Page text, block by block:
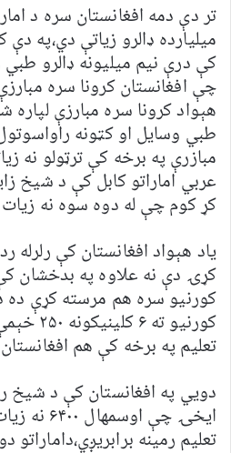
تر دې دمه افغانستان سره د
میلیارده ډالرو زیاتې دي،په
کې درې نیم میلیونه ډالرو
چې افغانستان کرونا سره
طبي وسایل او کټونه
مبازرې په برخه کې ترټولو نه
عربي اماراتو کابل کې د شیخ
کړ کوم چې له دوه سوه نه زیات
یاد هېواد افغانستان کې
کړۍ دې نه علاوه په بدخشان
کورنیو
تعلیم په برخه کې هم
دويي په افغانستان کې د شیخ
ایخۍ چې
تعلیم رمینه